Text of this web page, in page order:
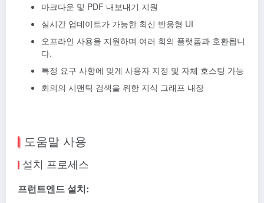
마크다운 및 PDF 내보내기 지원
실시간 업데이트가 가능한 최신 반응형 UI
오프라인 사용을 지원하며 여러 회의 플랫폼과 호환됩니
다.
특정 요구 사항에 맞게 사용자 지정 및 자체 호스팅 가능
회의의 시맨틱 검색을 위한 지식 그래프 내장
도움말 사용
설치 프로세스
프런트엔드 설치: